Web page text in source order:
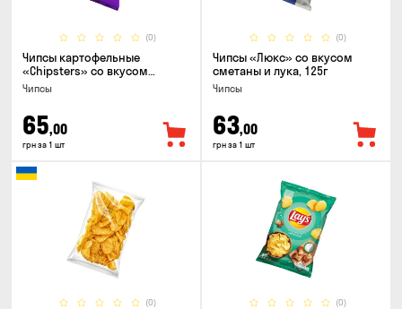
(0)
Чипсы картофельные
«Chipsters» со вкусом
острый удон, 100г
Чипсы
65,00
грн за 1 шт
(0)
Чипсы «Люкс» со вкусом
сметаны и лука, 125г
Чипсы
63,00
грн за 1 шт
(0) (0)